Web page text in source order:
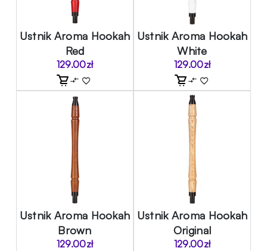
Ustnik Aroma Hookah
Red
129.00zł
Ustnik Aroma Hookah
White
129.00zł
Ustnik Aroma Hookah
Brown
129.00zł
Ustnik Aroma Hookah
Original
129.00zł